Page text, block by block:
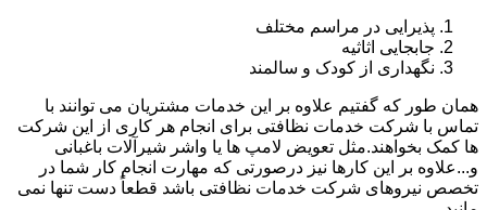
پذیرایی در مراسم مختلف
جابجایی اثاثیه
نگهداری از کودک و سالمند
همان طور که گفتیم علاوه بر این خدمات مشتریان می توانند با
تماس با شرکت خدمات نظافتی برای انجام هر کاری از این شرکت
ها کمک بخواهند.مثل تعویض لامپ ها یا واشر شیرآلات باغبانی
و...علاوه بر این کارها نیز درصورتی که مهارت انجام کار شما در
تخصص نیروهای شرکت خدمات نظافتی باشد قطعاً دست تنها نمی